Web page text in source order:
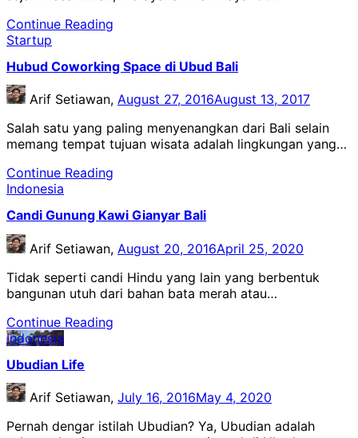
Continue Reading
Startup
Hubud Coworking Space di Ubud Bali
Arif Setiawan, August 27, 2016August 13, 2017
Salah satu yang paling menyenangkan dari Bali selain
memang tempat tujuan wisata adalah lingkungan yang…
Continue Reading
Indonesia
Candi Gunung Kawi Gianyar Bali
Arif Setiawan, August 20, 2016April 25, 2020
Tidak seperti candi Hindu yang lain yang berbentuk
bangunan utuh dari bahan bata merah atau…
Continue Reading
Indonesia
Ubudian Life
Arif Setiawan, July 16, 2016May 4, 2020
Pernah dengar istilah Ubudian? Ya, Ubudian adalah